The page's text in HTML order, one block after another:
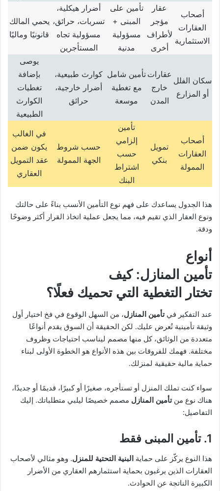
أصحاب
العقارات
الاستثمارية
عقار
مؤجر
لأطراف
أخرى
تأمين على
المبنى +
مسؤولية
مدنية
أضرار هيكلية،
تسربات، حرائق،
مسؤولية تجاه
المستأجرين
يحمي المالك
قانونيًا وماليًا
سكان الفلل
أو المزارع
عقارات
خارج
المدن
تأمين شامل
مع تغطية
موسعة
كوارث طبيعية،
أضرار خارجية،
حرائق
يوصى
بإضافة
تغطيات
الكوارث
الطبيعية
أصحاب
العقارات
الممولة
تمويل
بنكي
تأمين
إلزامي
حسب
اشتراط
البنك
حسب شروط
الجهة الممولة
في الغالب
يكون ضمن
عقد التمويل
العقاري
هذا الجدول يساعدك على فهم نوع التأمين الأنسب بناءً على حالتك
ونوع العقار الذي تقيم فيه، مما يجعل عملية اتخاذ القرار أكثر وضوحًا
ودقة.
أنواع
تأمين المنازل: كيف
تختار التغطية التي تحميك فعلًا؟
عند التفكير فيتأمين المنازل، من السهل الوقوع في فخ اختيار أول
وثيقة تأمينية تُعرض عليك. لكن الحقيقة أن السوق يقدم أنواعًا
متعددة من الوثائق، كل منها مصمم ليناسب احتياجات وظروف
مختلفة. فهمك للفروقات بين هذه الأنواع هو الخطوة الأولى لبناء
حماية مالية حقيقية لمنزلك.
سواء كنت تملك المنزل أو تستأجره، صغيرًا أو كبيرًا، قديمًا أو جديدًا،
هناك نوع منتأمين المنازل مصمم خصيصًا ليلبي متطلباتك. إليك
التفاصيل:
1. تأمين المبنى فقط
هذا النوع يركّز على حماية البنية التحتية للمنزل. وهو مثالي لأصحاب
العقارات الذين يرغبون بحماية استثمارهم العقاري من الأضرار
الكبيرة الناتجة عن الحوادث.